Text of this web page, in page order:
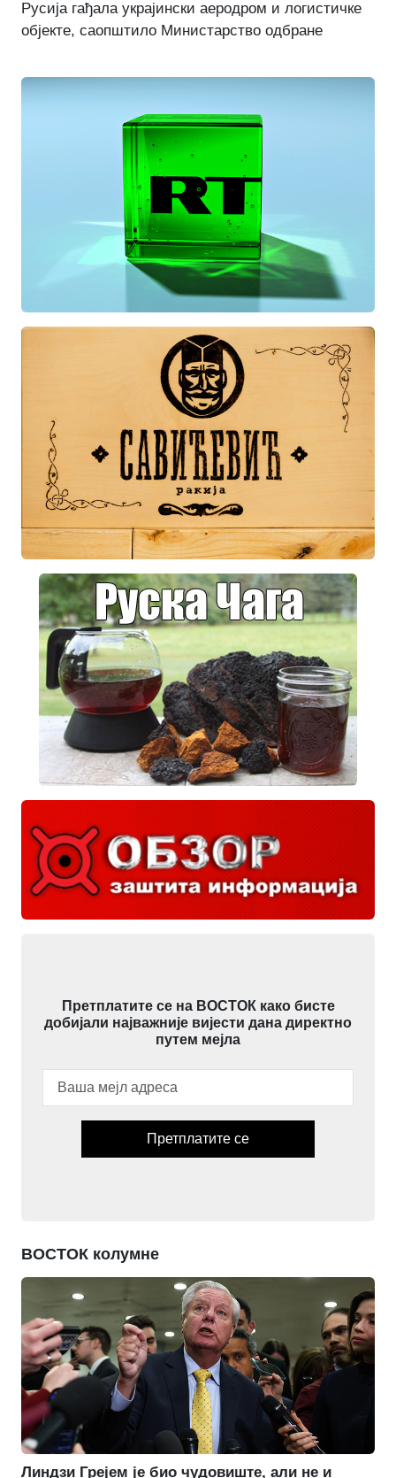
Русија гађала украјински аеродром и логистичке
објекте, саопштило Министарство одбране
Претплатите се на ВОСТОК како бисте
добијали најважније вијести дана директно
путем мејла
Претплатите се
ВОСТОК колумне
Линдзи Грејем је био чудовиште, али не и